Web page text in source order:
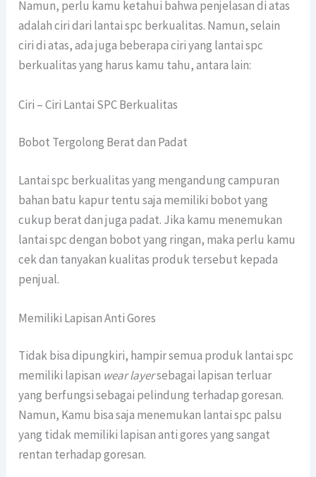
Namun, perlu kamu ketahui bahwa penjelasan di atas
adalah ciri dari lantai spc berkualitas. Namun, selain
ciri di atas, ada juga beberapa ciri yang lantai spc
berkualitas yang harus kamu tahu, antara lain:
Ciri – Ciri Lantai SPC Berkualitas
Bobot Tergolong Berat dan Padat
Lantai spc berkualitas yang mengandung campuran
bahan batu kapur tentu saja memiliki bobot yang
cukup berat dan juga padat. Jika kamu menemukan
lantai spc dengan bobot yang ringan, maka perlu kamu
cek dan tanyakan kualitas produk tersebut kepada
penjual.
Memiliki Lapisan Anti Gores
Tidak bisa dipungkiri, hampir semua produk lantai spc
memiliki lapisan wear layersebagai lapisan terluar
yang berfungsi sebagai pelindung terhadap goresan.
Namun, Kamu bisa saja menemukan lantai spc palsu
yang tidak memiliki lapisan anti gores yang sangat
rentan terhadap goresan.